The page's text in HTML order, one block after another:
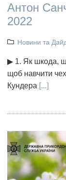
Антон
2022
Новини та
▶ 1. Як шкода,
щоб навчити
Кундера [...]